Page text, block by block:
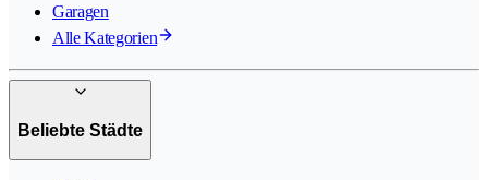
Garagen
Alle Kategorien
Beliebte Städte